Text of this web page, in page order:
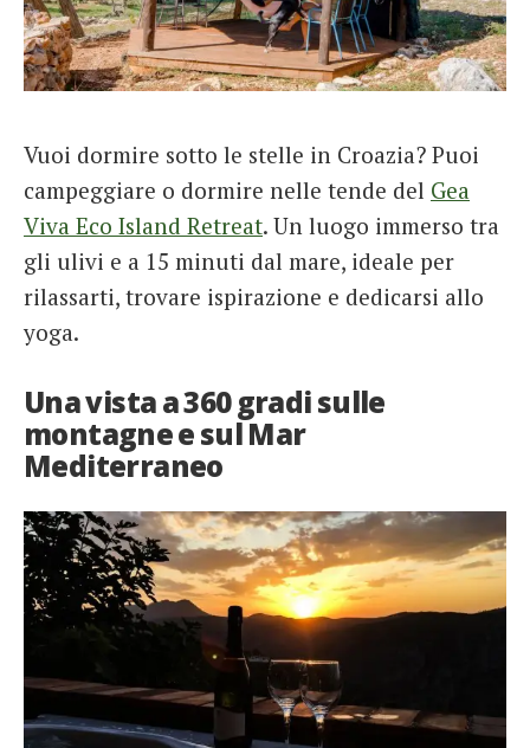
Vuoi dormire sotto le stelle in Croazia? Puoi
campeggiare o dormire nelle tende del Gea
Viva Eco Island Retreat. Un luogo immerso tra
gli ulivi e a 15 minuti dal mare, ideale per
rilassarti, trovare ispirazione e dedicarsi allo
yoga.
Una vista a 360 gradi sulle
montagne e sul Mar
Mediterraneo